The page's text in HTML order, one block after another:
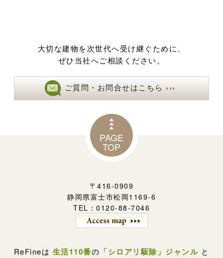
大切な建物を次世代へ受け継ぐために、
ぜひ当社へご相談ください。
ご質問・お問合せはこちら ›››
PAGE
TOP
〒416-0909
静岡県富士市松岡1169-6
TEL：0120-88-7046
ReFineは 生活110番の 「シロアリ駆除」ジャンル と